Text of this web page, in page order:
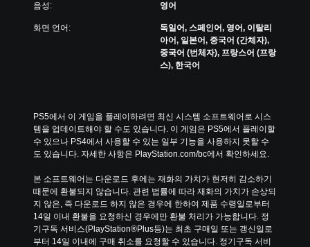
음성: 영어
화면 언어:
독일어, 스페인어, 영어, 이탈리
아어, 일본어, 중국어 (간체자),
중국어 (번체자), 프랑스어 (프랑
스), 한국어
PS5에서 이 게임을 플레이하려면 최신 시스템 소프트웨어로 시스
템을 업데이트해야 할 수도 있습니다. 이 게임은 PS5에서 플레이할
수 있으나 PS4에서 사용할 수 있는 일부 기능을 사용하지 못할 수
도 있습니다. 자세한 사항은 PlayStation.com/bc에서 확인하세요.
본 소프트웨어는 다운로드 후에는 재화의 가치가 현저히 감소하기
때문에 환불되지 않습니다. 관련 법률에 따라 재화의 가치가 손상되
지 않은, 즉 다운로드 하지 않은 경우에 한하여 제품 수령일로부터
14일 이내 환불을 요청하신 경우에만 환불 처리가 가능합니다. 정
기구독 서비스(PlayStation®Plus등)는 최초 구매일 또는 갱신일로
부터 14일 이내에 구매 취소를 요청할 수 있습니다. 정기구독 서비